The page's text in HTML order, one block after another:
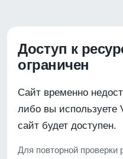
Доступ к
ограничен
Сайт временно
либо вы используете
сайт будет доступен.
Для повторной проверки